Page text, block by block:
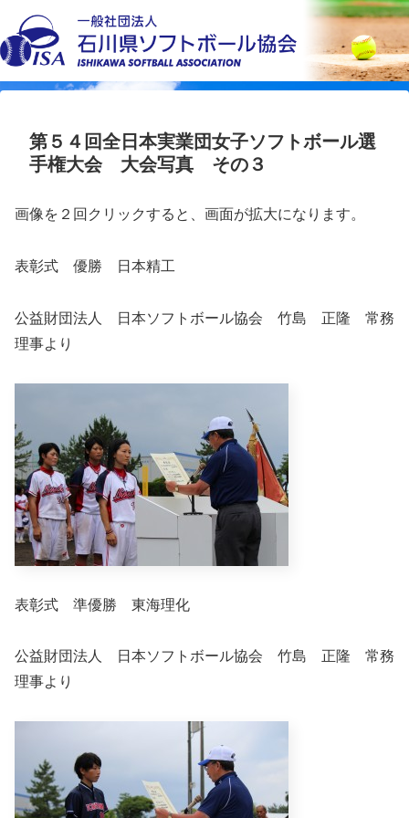
第５４回全日本実業団女子ソフトボール選
手権大会 大会写真 その３
画像を２回クリックすると、画面が拡大になります。
表彰式 優勝 日本精工
公益財団法人 日本ソフトボール協会 竹島 正隆 常務
理事より
表彰式 準優勝 東海理化
公益財団法人 日本ソフトボール協会 竹島 正隆 常務
理事より